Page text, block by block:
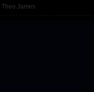
Theo James